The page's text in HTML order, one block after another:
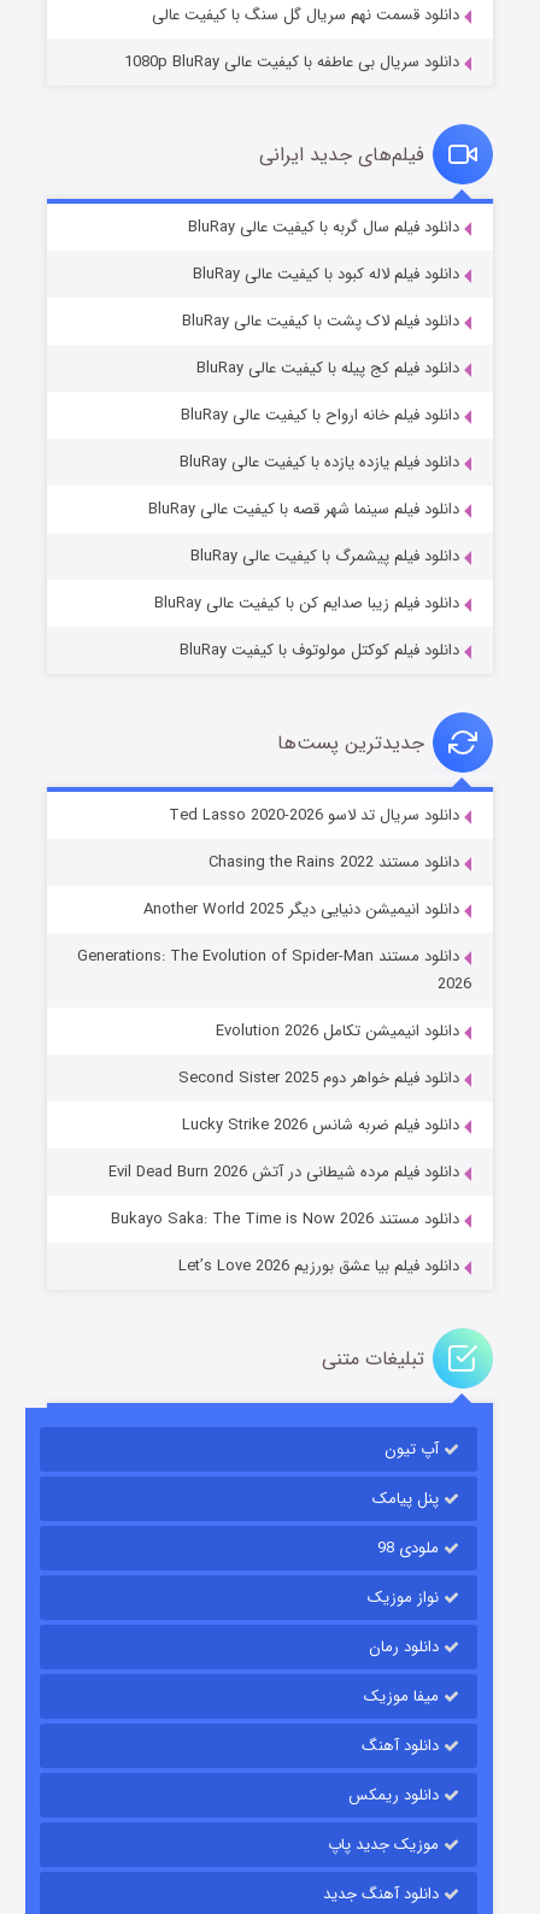
قسمت7 (زیرنویس) منتشر شد
خاندان اژدها فصل ۳
جادوگری در مغولستان
باب اسفنجی فصل ۱۷
قسمت6 (زیرنویس) منتشر شد
قسمت15 (دوبله) منتشر شد
دانلود قسمت نهم سریال گل سنگ با کیفیت عالی
دانلود سریال بی عاطفه با کیفیت عالی 1080p BluRay
فیلم‌های جدید ایرانی
دانلود فیلم سال گربه با کیفیت عالی BluRay
دانلود فیلم لاله کبود با کیفیت عالی BluRay
دانلود فیلم لاک پشت با کیفیت عالی BluRay
دانلود فیلم کج‌ پیله با کیفیت عالی BluRay
دانلود فیلم خانه ارواح با کیفیت عالی BluRay
دانلود فیلم یازده یازده با کیفیت عالی BluRay
دانلود فیلم سینما شهر قصه با کیفیت عالی BluRay
دانلود فیلم پیشمرگ با کیفیت عالی BluRay
دانلود فیلم زیبا صدایم کن با کیفیت عالی BluRay
دانلود فیلم کوکتل مولوتوف با کیفیت BluRay
جدیدترین پست‌ها
دانلود سریال تد لاسو Ted Lasso 2020-2026
دانلود مستند Chasing the Rains 2022
دانلود انیمیشن دنیایی دیگر Another World 2025
دانلود مستند Generations: The Evolution of Spider-Man
2026
دانلود انیمیشن تکامل Evolution 2026
دانلود فیلم خواهر دوم Second Sister 2025
دانلود فیلم ضربه شانس Lucky Strike 2026
دانلود فیلم مرده شیطانی در آتش Evil Dead Burn 2026
دانلود مستند Bukayo Saka: The Time is Now 2026
دانلود فیلم بیا عشق بورزیم Let’s Love 2026
تبلیغات متنی
آپ تیون
پنل پیامک
ملودی 98
نواز موزیک
دانلود رمان
میفا موزیک
دانلود آهنگ
دانلود ریمکس
موزیک جدید پاپ
دانلود آهنگ جدید